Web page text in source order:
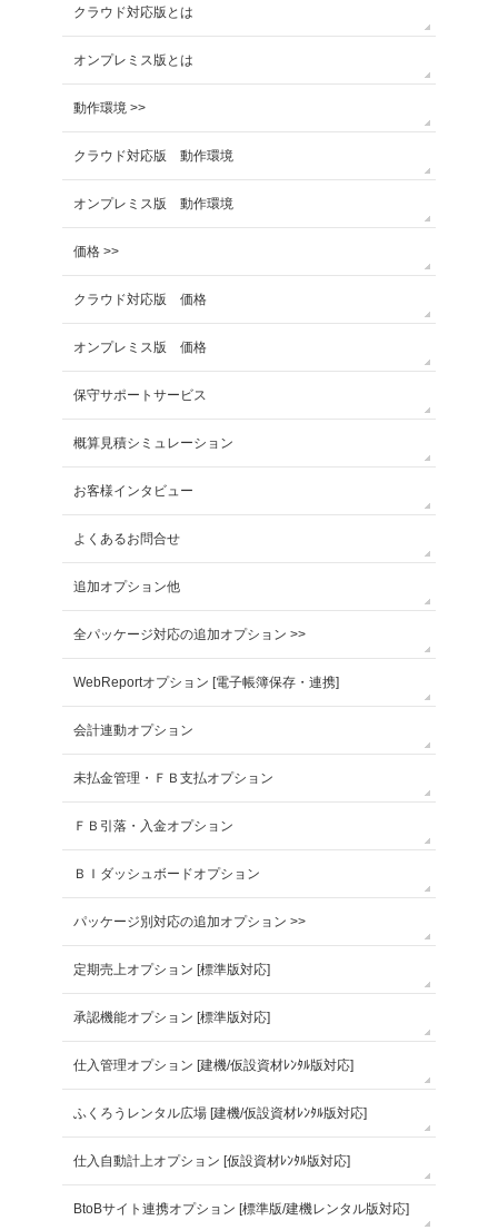
クラウド対応版とは
オンプレミス版とは
動作環境 >>
クラウド対応版 動作環境
オンプレミス版 動作環境
価格 >>
クラウド対応版 価格
オンプレミス版 価格
保守サポートサービス
概算見積シミュレーション
お客様インタビュー
よくあるお問合せ
追加オプション他
全パッケージ対応の追加オプション >>
WebReportオプション [電子帳簿保存・連携]
会計連動オプション
未払金管理・ＦＢ支払オプション
ＦＢ引落・入金オプション
ＢＩダッシュボードオプション
パッケージ別対応の追加オプション >>
定期売上オプション [標準版対応]
承認機能オプション [標準版対応]
仕入管理オプション [建機/仮設資材ﾚﾝﾀﾙ版対応]
ふくろうレンタル広場 [建機/仮設資材ﾚﾝﾀﾙ版対応]
仕入自動計上オプション [仮設資材ﾚﾝﾀﾙ版対応]
BtoBサイト連携オプション [標準版/建機レンタル版対応]